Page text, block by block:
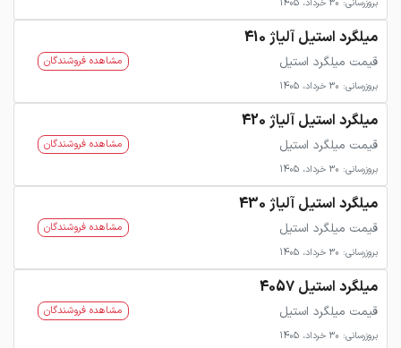
بروزرسانی: 30 خرداد، 1405
میلگرد استیل آلیاژ 410
قیمت میلگرد استیل
بروزرسانی: 30 خرداد، 1405
مشاهده فروشندگان
میلگرد استیل آلیاژ 420
قیمت میلگرد استیل
بروزرسانی: 30 خرداد، 1405
مشاهده فروشندگان
میلگرد استیل آلیاژ 430
قیمت میلگرد استیل
بروزرسانی: 30 خرداد، 1405
مشاهده فروشندگان
میلگرد استیل 4057
قیمت میلگرد استیل
بروزرسانی: 30 خرداد، 1405
مشاهده فروشندگان